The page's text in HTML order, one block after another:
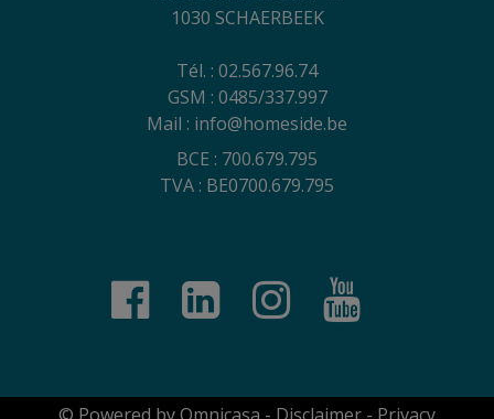
1030 SCHAERBEEK
Tél. : 02.567.96.74
GSM : 0485/337.997
Mail : info@homeside.be
BCE : 700.679.795
TVA : BE0700.679.795